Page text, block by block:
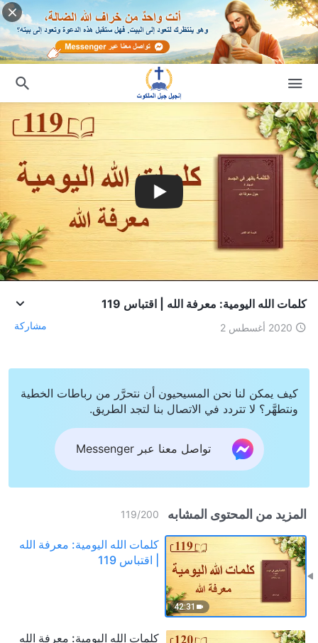
كلمات الله اليومية: معرفة الله | اقتباس 119
2020 أغسطس 2 مشاركة
كيف يمكن لنا نحن المسيحيون أن نتحرَّر من رباطات الخطية
ونتطهَّر؟ لا تتردد في الاتصال بنا لتجد الطريق.
تواصل معنا عبر Messenger
المزيد من المحتوى المشابه 119/200
42:31
كلمات الله اليومية: معرفة الله
| اقتباس 119
كلمات الله اليومية: معرفة الله